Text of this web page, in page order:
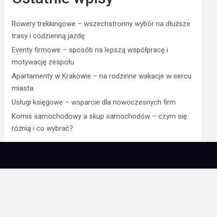
Rowery trekkingowe – wszechstronny wybór na dłuższe
trasy i codzienną jazdę
Eventy firmowe – sposób na lepszą współpracę i
motywację zespołu
Apartamenty w Krakowie – na rodzinne wakacje w sercu
miasta
Usługi księgowe – wsparcie dla nowoczesnych firm
Komis samochodowy a skup samochodów – czym się
różnią i co wybrać?